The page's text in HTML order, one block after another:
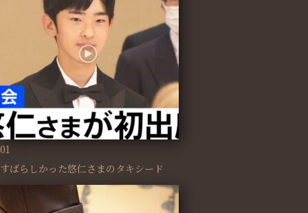
01
すばらしかった悠仁さまのタキシード